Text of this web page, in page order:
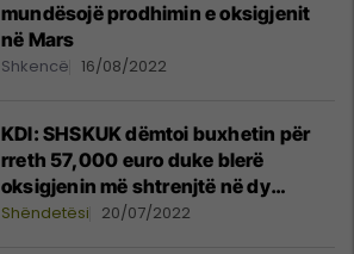
mundësojë prodhimin e oksigjenit
në Mars
Shkencë 16/08/2022
KDI: SHSKUK dëmtoi buxhetin për
rreth 57,000 euro duke blerë
oksigjenin më shtrenjtë në dy
aktivitete të prokurimit
Shëndetësi 20/07/2022